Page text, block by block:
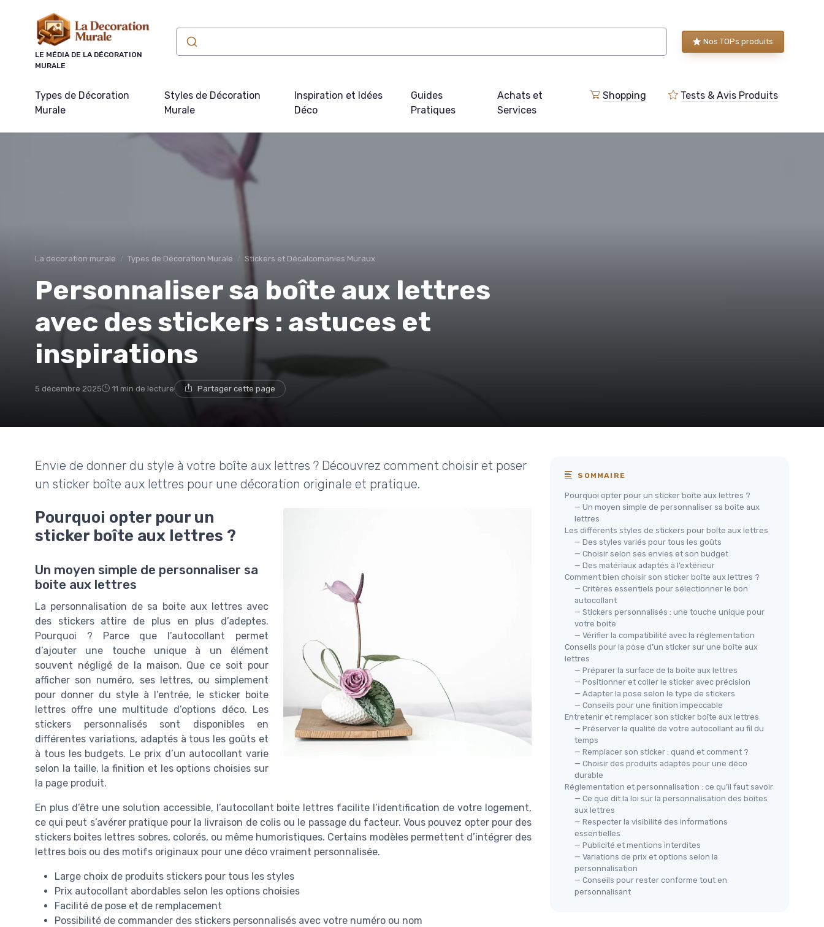
LE MÉDIA DE LA DÉCORATION
MURALE
Nos TOPs produits
Types de Décoration
Murale
Styles de Décoration
Murale
Inspiration et Idées
Déco
Guides
Pratiques
Achats et
Services
Shopping Tests & Avis Produits
La decoration murale Types de Décoration Murale Stickers et Décalcomanies Muraux
Personnaliser sa boîte aux lettres
avec des stickers : astuces et
inspirations
5 décembre 2025 11 min de lecture Partager cette page
Envie de donner du style à votre boîte aux lettres ? Découvrez comment choisir et poser
un sticker boîte aux lettres pour une décoration originale et pratique.
Pourquoi opter pour un
sticker boîte aux lettres ?
Un moyen simple de personnaliser sa
boite aux lettres
La personnalisation de sa boite aux lettres avec
des stickers attire de plus en plus d’adeptes.
Pourquoi ? Parce que l’autocollant permet
d’ajouter une touche unique à un élément
souvent négligé de la maison. Que ce soit pour
afficher son numéro, ses lettres, ou simplement
pour donner du style à l’entrée, le sticker boite
lettres offre une multitude d’options déco. Les
stickers personnalisés sont disponibles en
différentes variations, adaptés à tous les goûts et
à tous les budgets. Le prix d’un autocollant varie
selon la taille, la finition et les options choisies sur
la page produit.
En plus d’être une solution accessible, l’autocollant boite lettres facilite l’identification de votre logement,
ce qui peut s’avérer pratique pour la livraison de colis ou le passage du facteur. Vous pouvez opter pour des
stickers boites lettres sobres, colorés, ou même humoristiques. Certains modèles permettent d’intégrer des
lettres bois ou des motifs originaux pour une déco vraiment personnalisée.
Large choix de produits stickers pour tous les styles
Prix autocollant abordables selon les options choisies
Facilité de pose et de remplacement
Possibilité de commander des stickers personnalisés avec votre numéro ou nom
SOMMAIRE
Pourquoi opter pour un sticker boîte aux lettres ?
— Un moyen simple de personnaliser sa boite aux
lettres
Les différents styles de stickers pour boîte aux lettres
— Des styles variés pour tous les goûts
— Choisir selon ses envies et son budget
— Des matériaux adaptés à l’extérieur
Comment bien choisir son sticker boîte aux lettres ?
— Critères essentiels pour sélectionner le bon
autocollant
— Stickers personnalisés : une touche unique pour
votre boite
— Vérifier la compatibilité avec la réglementation
Conseils pour la pose d’un sticker sur une boîte aux
lettres
— Préparer la surface de la boîte aux lettres
— Positionner et coller le sticker avec précision
— Adapter la pose selon le type de stickers
— Conseils pour une finition impeccable
Entretenir et remplacer son sticker boîte aux lettres
— Préserver la qualité de votre autocollant au fil du
temps
— Remplacer son sticker : quand et comment ?
— Choisir des produits adaptés pour une déco
durable
Réglementation et personnalisation : ce qu’il faut savoir
— Ce que dit la loi sur la personnalisation des boîtes
aux lettres
— Respecter la visibilité des informations
essentielles
— Publicité et mentions interdites
— Variations de prix et options selon la
personnalisation
— Conseils pour rester conforme tout en
personnalisant